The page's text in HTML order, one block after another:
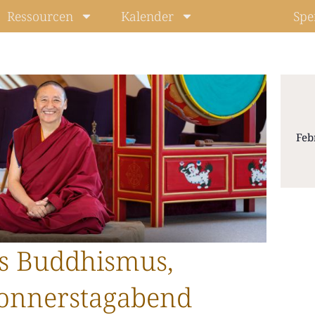
Ressourcen Kalender
Buddhismus,